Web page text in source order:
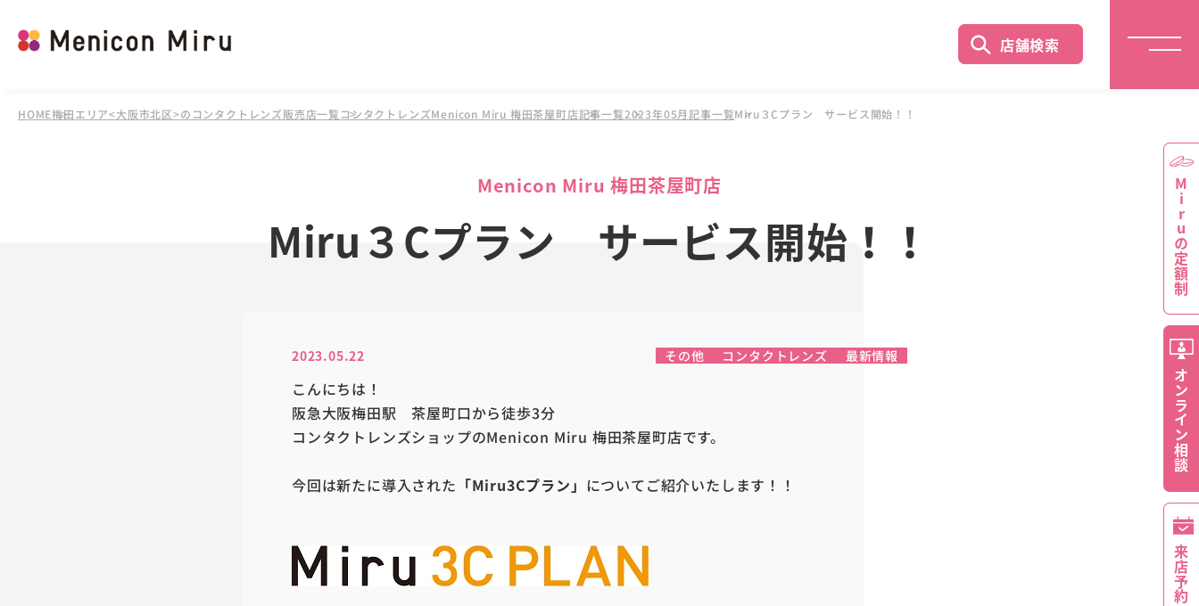
店舗検索
HOME梅田エリア<大阪市北区>のコンタクトレンズ販売店一覧コンタクトレンズMenicon Miru 梅田茶屋町店記事一覧2023年05月記事一覧Miru３Cプラン サービス開始！！
Menicon Miru 梅田茶屋町店
Miru３Cプラン サービス開始！！
2023.05.22 その他 コンタクトレンズ 最新情報
こんにちは！
阪急大阪梅田駅 茶屋町口から徒歩3分
コンタクトレンズショップのMenicon Miru 梅田茶屋町店です。
今回は新たに導入された 「Miru3Cプラン」 についてご紹介いたします！！
Miruの定額制
オンライン相談
来店予約